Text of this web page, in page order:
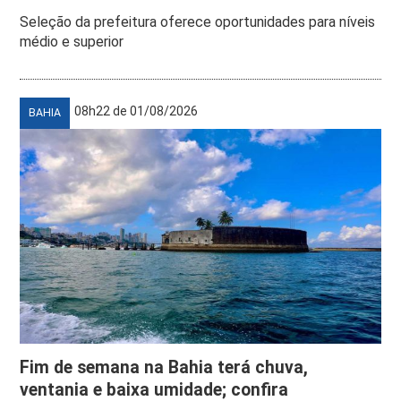
Seleção da prefeitura oferece oportunidades para níveis
médio e superior
BAHIA 08h22 de 01/08/2026
Fim de semana na Bahia terá chuva,
ventania e baixa umidade; confira